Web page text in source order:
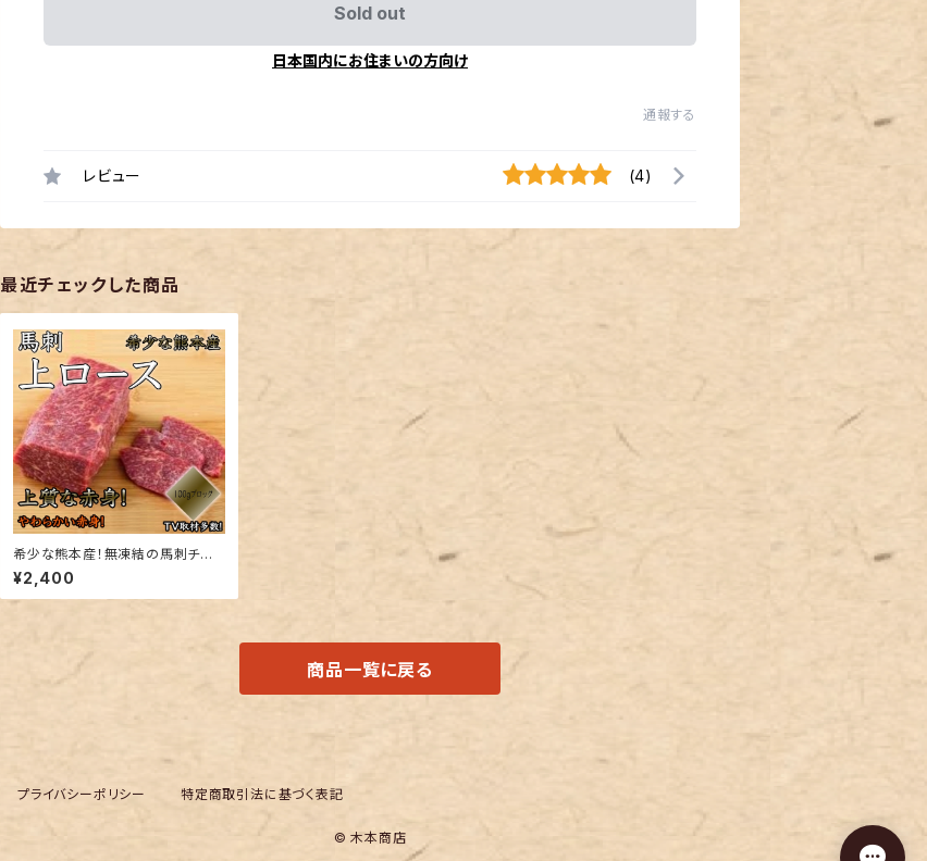
Sold out
日本国内にお住まいの方向け
通報する
レビュー (4)
最近チェックした商品
希少な熊本産！無凍結の馬刺チル
ド【上ロース】約100g真空パック
当店だからこそのチルド発送！
¥2,400
商品一覧に戻る
プライバシーポリシー 特定商取引法に基づく表記
© 木本商店